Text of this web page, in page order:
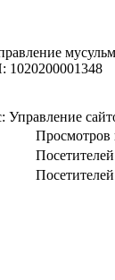
1020200001348
Управление
Просмотров